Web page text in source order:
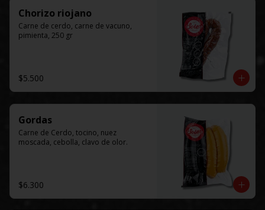
Chorizo riojano
Carne de cerdo, carne de vacuno,
pimienta, 250 gr
$5.500
Gordas
Carne de Cerdo, tocino, nuez
moscada, cebolla, clavo de olor.
$6.300